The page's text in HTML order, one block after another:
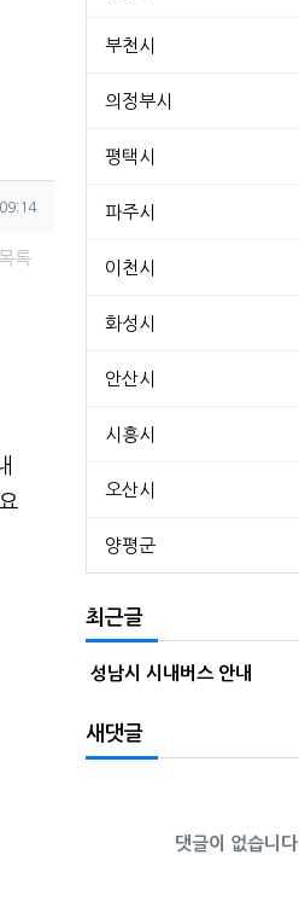
록
부천시
의정부시
평택시
파주시
이천시
화성시
안산시
시흥시
오산시
양평군
최근글
성남시 시내버스 안내
새댓글
댓글이 없습니다.